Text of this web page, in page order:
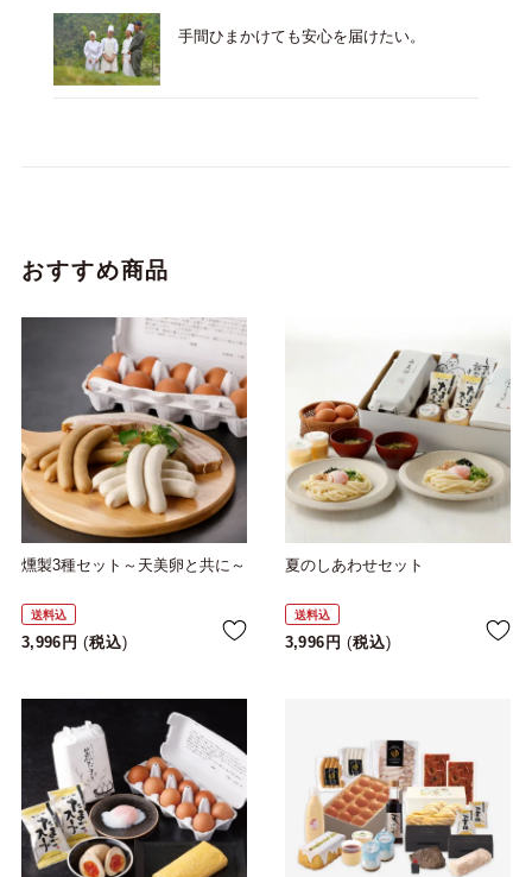
手間ひまかけても安心を届けたい。
おすすめ商品
燻製3種セット～天美卵と共に～
送料込
3,996 税込
夏のしあわせセット
送料込
3,996 税込